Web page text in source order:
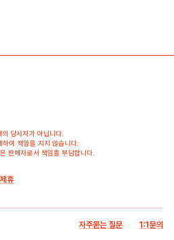
당사자가 아닙니다.
여 책임을 지지 않습니다.
판매자로서 책임을 부담합니다.
휴
자주묻는 질문 1:1문의